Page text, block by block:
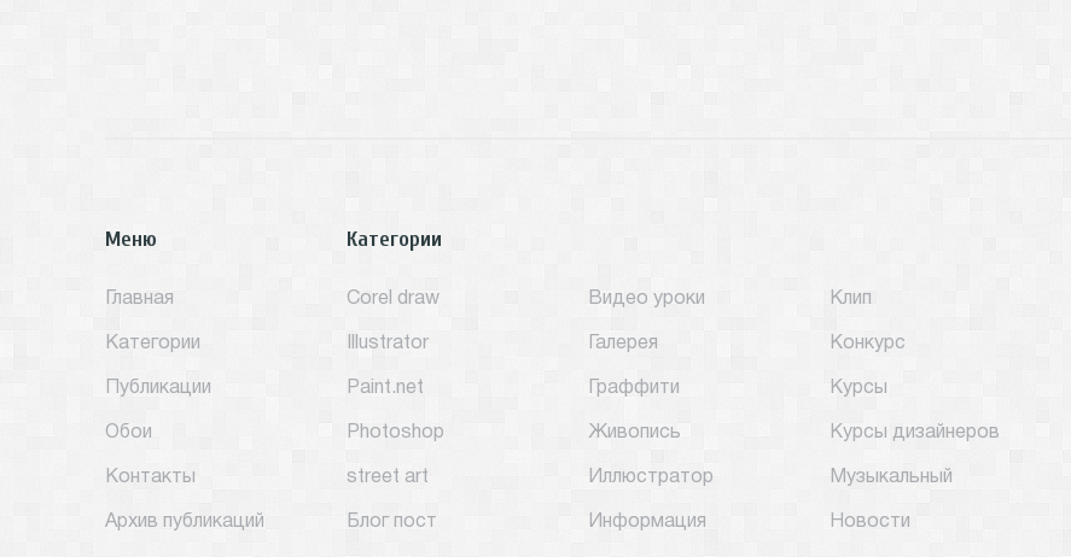
Меню
Главная
Категории
Публикации
Обои
Контакты
Архив публикаций
Категории
Corel draw
Illustrator
Paint.net
Photoshop
street art
Блог пост
Видео уроки
Галерея
Граффити
Живопись
Иллюстратор
Информация
Клип
Конкурс
Курсы
Курсы дизайнеров
Музыкальный
Новости